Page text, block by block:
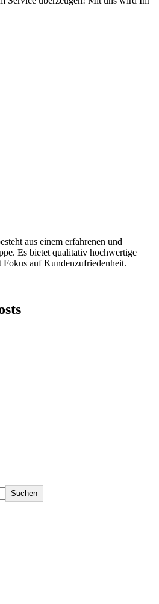
aus einem erfahrenen und
Es bietet qualitativ hochwertige
auf Kundenzufriedenheit.
Suchen